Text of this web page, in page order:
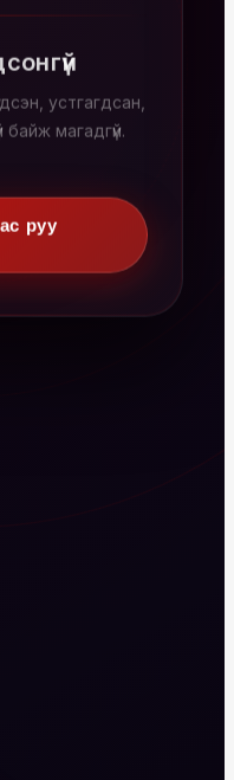
устгагдсан,
байж магадгүй.
руу